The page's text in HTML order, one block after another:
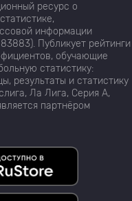
ресурс о
информации
Публикует рейтинги
обучающие
статистику:
результаты и статистику
Ла Лига, Серия А,
партнёром